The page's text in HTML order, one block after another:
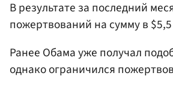
В результате за последний
пожертвований на сумму в
Ранее Обама уже получал
однако ограничился